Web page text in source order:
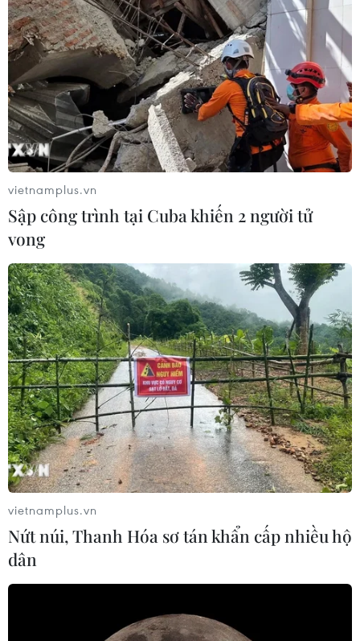
vietnamplus.vn
Sập công trình tại Cuba khiến 2 người tử
vong
vietnamplus.vn
Nứt núi, Thanh Hóa sơ tán khẩn cấp nhiều hộ
dân